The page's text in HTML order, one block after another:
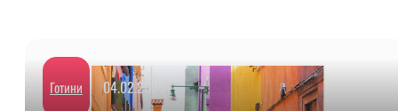
Готини 04.02.2020